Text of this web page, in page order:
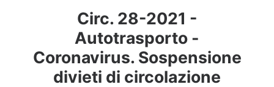
UNISCITI A NOI
CONVENZIONI
ASSOCIAZIONI TERRITORIALI
Circ. 28-2021 -
Autotrasporto -
Coronavirus. Sospensione
divieti di circolazione